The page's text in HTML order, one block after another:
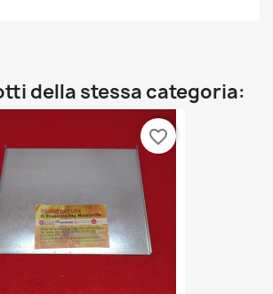
della stessa categoria:
favorite_border